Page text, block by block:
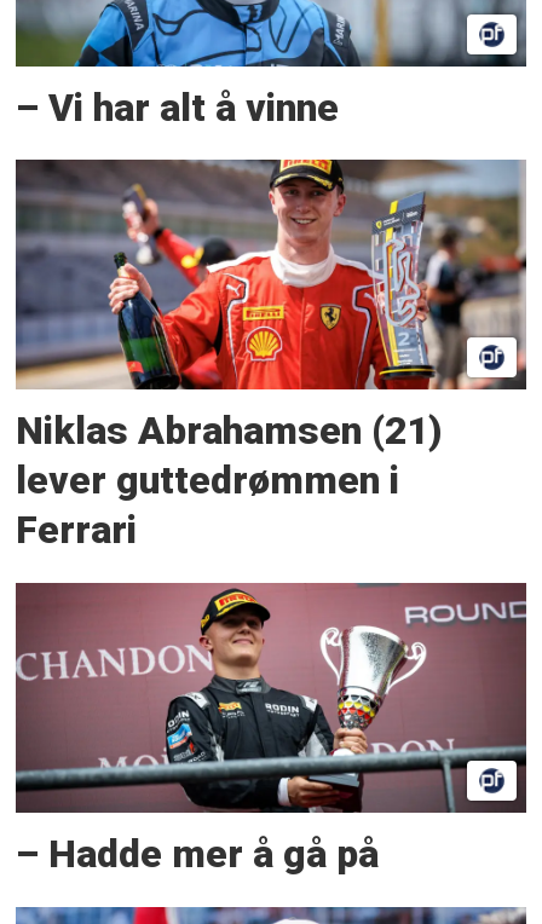
– Vi har alt å vinne
Niklas Abrahamsen (21)
lever guttedrømmen i
Ferrari
– Hadde mer å gå på